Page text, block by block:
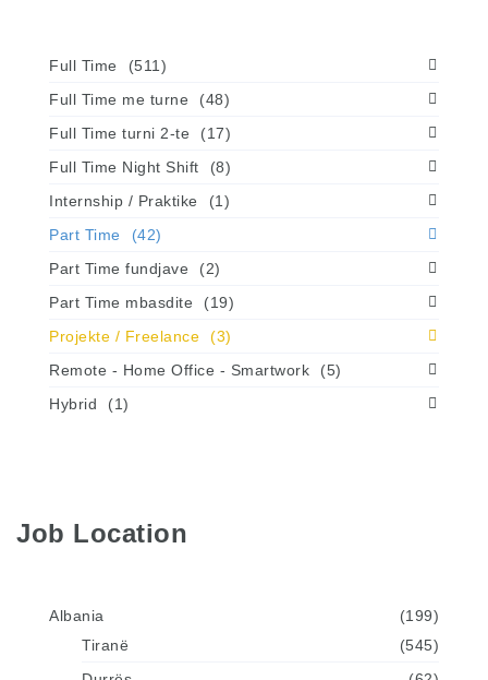
Full Time
(511)
Full Time me turne
(48)
Full Time turni 2-te
(17)
Full Time Night Shift
(8)
Internship / Praktike
(1)
Part Time
(42)
Part Time fundjave
(2)
Part Time mbasdite
(19)
Projekte / Freelance
(3)
Remote - Home Office - Smartwork
(5)
Hybrid
(1)
Job Location
Albania
(199)
Tiranë
(545)